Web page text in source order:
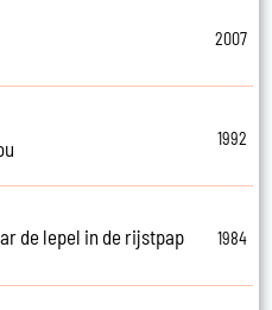
2007
1992
de lepel in de rijstpap
1984